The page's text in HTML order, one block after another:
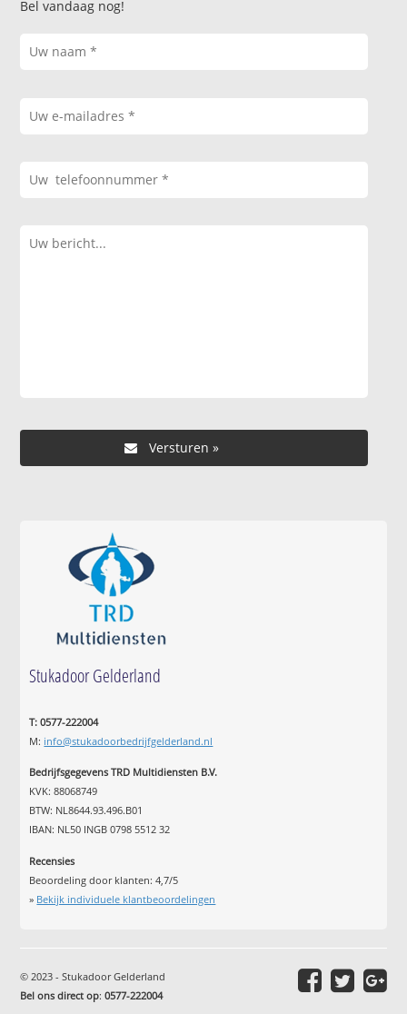
Bel vandaag nog!
Stukadoor Gelderland
T: 0577-222004
M: info@stukadoorbedrijfgelderland.nl
Bedrijfsgegevens TRD Multidiensten B.V.
KVK: 88068749
BTW: NL8644.93.496.B01
IBAN: NL50 INGB 0798 5512 32
Recensies
Beoordeling door klanten:4,7/5
» Bekijk individuele klantbeoordelingen
© 2023 - Stukadoor Gelderland
Bel ons direct op:0577-222004